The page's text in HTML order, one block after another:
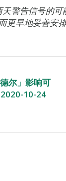
警告信号的
更早地妥善安
尔」影响可
10-24